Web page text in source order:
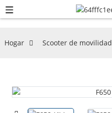
Hogar Scooter de movilidad